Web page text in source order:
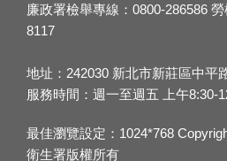
廉政署檢舉專線：0800-286586
8117
地址：242030 新北市新莊區中平
服務時間：週一至週五 上午8:30-
最佳瀏覽設定：1024*768
衛生署版權所有